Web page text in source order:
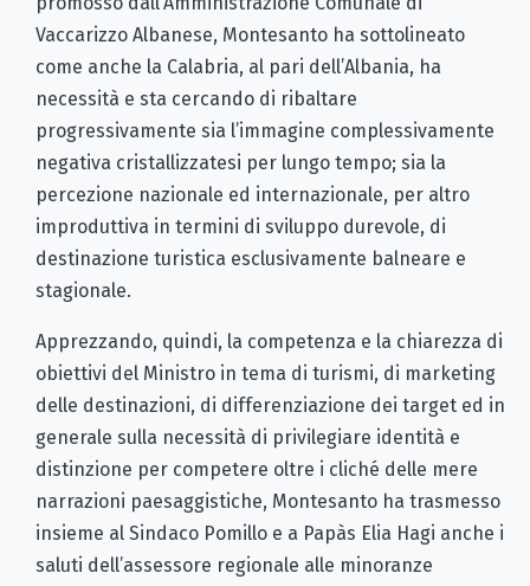
Vaccarizzo Albanese, Montesanto ha sottolineato
come anche la Calabria, al pari dell’Albania, ha
necessità e sta cercando di ribaltare
progressivamente sia l’immagine complessivamente
negativa cristallizzatesi per lungo tempo; sia la
percezione nazionale ed internazionale, per altro
improduttiva in termini di sviluppo durevole, di
destinazione turistica esclusivamente balneare e
stagionale.
Apprezzando, quindi, la competenza e la chiarezza di
obiettivi del Ministro in tema di turismi, di marketing
delle destinazioni, di differenziazione dei target ed in
generale sulla necessità di privilegiare identità e
distinzione per competere oltre i cliché delle mere
narrazioni paesaggistiche, Montesanto ha trasmesso
insieme al Sindaco Pomillo e a Papàs Elia Hagi anche i
saluti dell’assessore regionale alle minoranze